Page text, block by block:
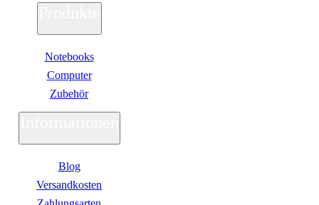
Notebooks
Computer
Zubehör
Blog
Versandkosten